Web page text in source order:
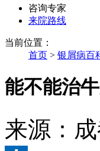
咨询专家
来院路线
当前位置：
首页 > 银屑病百
能不能治
来源：